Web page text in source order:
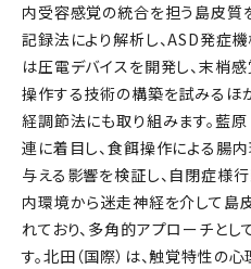
内受容感覚の統合を担う島皮質
記録法により解析し、ASD発症機
は圧電デバイスを開発し、末梢
操作する技術の構築を試みるほ
経調節法にも取り組みます。藍
連に着目し、食餌操作による腸
与える影響を検証し、自閉症様
内環境から迷走神経を介して島
れており、多角的アプローチと
す。北田（国際）は、触覚特性